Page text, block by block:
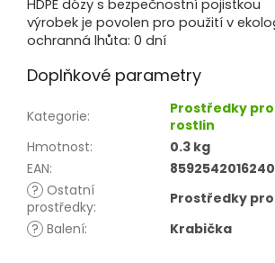
HDPE dózy s bezpečnostní pojistkou
výrobek je povolen pro použití v
ochranná lhůta: 0 dní
Doplňkové parametry
Kategorie:
Prostředky
rostlin
Hmotnost:
0.3 kg
EAN:
8592542016240
? Ostatní
prostředky:
Prostředky
? Balení: Krabička